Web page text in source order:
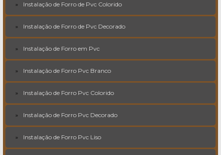
Instalação de Forro de Pvc Colorido
Instalação de Forro de Pvc Decorado
Instalação de Forro em Pvc
Instalação de Forro Pvc Branco
Instalação de Forro Pvc Colorido
Instalação de Forro Pvc Decorado
Instalação de Forro Pvc Liso